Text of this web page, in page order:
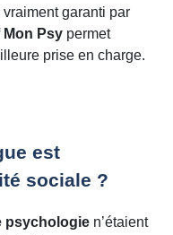
vraiment garanti par
Psy permet
prise en charge.
est
sociale ?
psychologie n’étaient